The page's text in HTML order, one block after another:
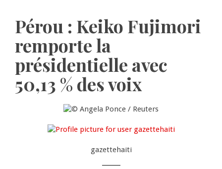
Pérou : Keiko Fujimori
remporte la
présidentielle avec
50,13 % des voix
gazettehaiti